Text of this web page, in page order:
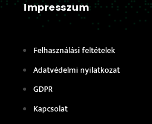
Impresszum
Felhasználási feltételek
Adatvédelmi nyilatkozat
GDPR
Kapcsolat